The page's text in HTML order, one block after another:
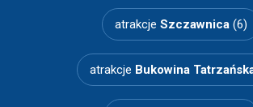
atrakcje Szczawnica (6)
atrakcje Bukowina